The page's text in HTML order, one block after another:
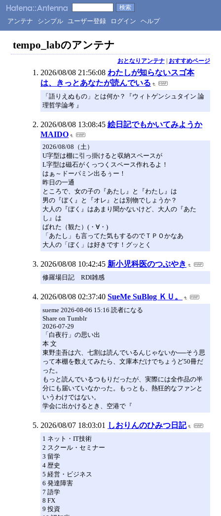
アンテナ シンプル ユーザー登録 ログイン ヘルプ
tempo_labのアンテナ
おとなりアンテナ| おすすめページ
2026/08/08 21:56:08 わたしが知らないスゴ本
は、きっとあなたが読んでいる
「語りえぬもの」とは何か？『ウィトゲンシュタイン 論
理哲学論考 』
2026/08/08 13:08:45 絵日記でもかいてみようか
MAIDO
2026/08/08（土）
U字型は棚に引っ掛けると収納スペースが
L字型は磁石がくっつくスペース作れるよ！
はぁ～ドーパミン出るぅー！
昨日の一通
ところで、女の子の『あたし』と『わたし』は
男の『ぼく』と『オレ』とは別物でしょうか？
大人の『ぼく』はあまり聞かないけど、大人の『あた
し』は
ばれた（観た）(・∀・)
「あたし」も言ってた気もするのでＴＰＯかなあ
大人の「ぼく」は好きです！グッとく
2026/08/08 10:42:45 新小児科医のつぶやき
修羅場日記 RDI雑感
2026/08/08 02:37:40 SueMe SuBlog ＫＵ。
sueme 2026-08-06 15:16 読者になる
Share on Tumblr
2026-07-29
「白夜行」の思い出
本 文
東野圭吾は六、七割は読んでいるんじゃないか──そう思
って本棚を数えてみたら、文庫本だけでちょうど50冊だ
った。
もっと読んでいるつもりだったが、実際には全作品の半
分にも届いていなかった。もっとも、熱狂的なファンと
いうわけではない。
学会に出かけるとき、空港で『
2026/08/07 18:03:01 しおりんのひみつ日記
1 ネット・IT技術
2 スクール・セミナー
3 留学
4 歴史
5 経営・ビジネス
6 発達障害
7 語学
8 FX
9 投資